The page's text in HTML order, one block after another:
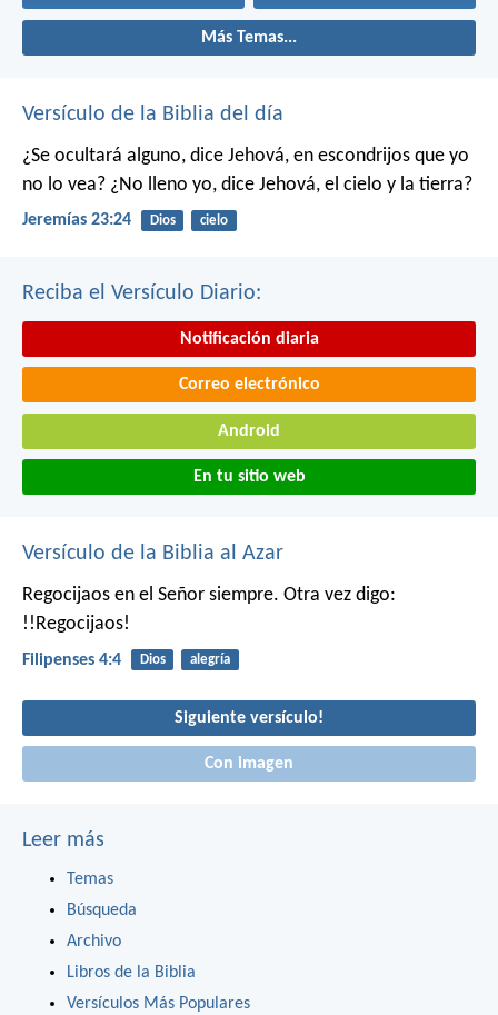
Más Temas...
Versículo de la Biblia del día
¿Se ocultará alguno, dice Jehová, en escondrijos que yo
no lo vea? ¿No lleno yo, dice Jehová, el cielo y la tierra?
Jeremías 23:24 Dios cielo
Reciba el Versículo Diario:
Notificación diaria
Correo electrónico
Android
En tu sitio web
Versículo de la Biblia al Azar
Regocijaos en el Señor siempre. Otra vez digo:
!!Regocijaos!
Filipenses 4:4 Dios alegría
Siguiente versículo!
Con imagen
Leer más
Temas
Búsqueda
Archivo
Libros de la Biblia
Versículos Más Populares